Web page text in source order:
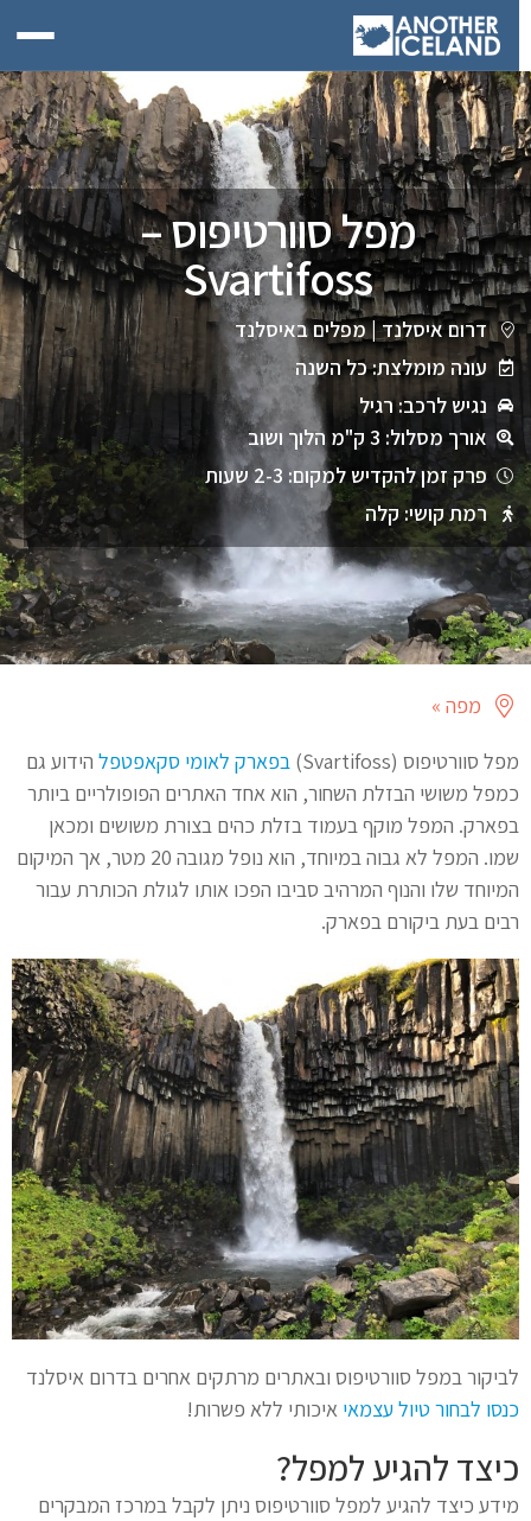
מפל סוורטיפוס –
Svartifoss
דרום איסלנד|מפלים באיסלנד
עונה מומלצת: כל השנה
נגיש לרכב: רגיל
אורך מסלול: 3 ק"מ הלוך ושוב
פרק זמן להקדיש למקום: 2-3 שעות
רמת קושי: קלה
מפה »
מפל סוורטיפוס (Svartifoss) בפארק לאומי סקאפטפלהידוע גם
כמפל משושי הבזלת השחור, הוא אחד האתרים הפופולריים ביותר
בפארק. המפל מוקף בעמוד בזלת כהים בצורת משושים ומכאן
שמו. המפל לא גבוה במיוחד, הוא נופל מגובה 20 מטר, אך המיקום
המיוחד שלו והנוף המרהיב סביבו הפכו אותו לגולת הכותרת עבור
רבים בעת ביקורם בפארק.
לביקור במפל סוורטיפוס ובאתרים מרתקים אחרים בדרום איסלנד
כנסו לבחור טיול עצמאיאיכותי ללא פשרות!
כיצד להגיע למפל?
מידע כיצד להגיע למפל סוורטיפוס ניתן לקבל במרכז המבקרים